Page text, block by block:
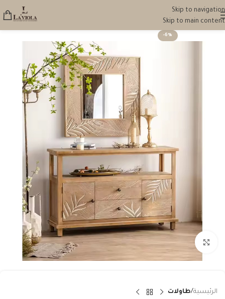
Skip to navigation
Skip to main content
-6%
انقر للتكبير
الرئيسية طاولات